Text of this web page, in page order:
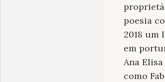
poesia
2018 um
em
Ana
como